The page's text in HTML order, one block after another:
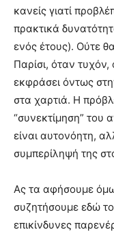
κανείς γιατί
πρακτικά
ενός έτους). Ούτε
Παρίσι, όταν
εκφράσει όντως
στα χαρτιά. Η
“συνεκτίμηση” του
είναι αυτονόητη,
συμπερίληψή της
Ας τα αφήσουμε
συζητήσουμε εδώ
επικίνδυνες